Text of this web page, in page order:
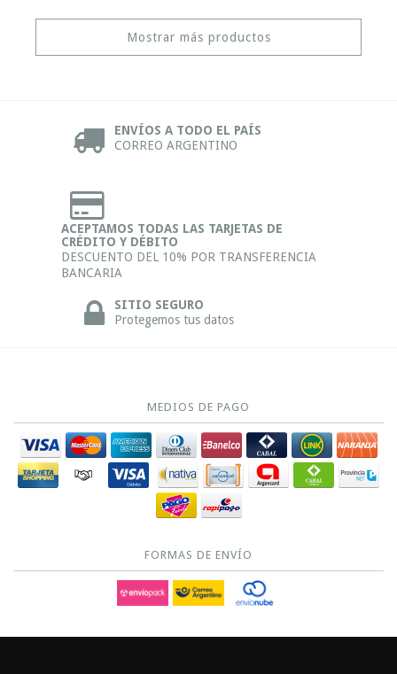
Mostrar más productos
ENVÍOS A TODO EL PAÍS
CORREO ARGENTINO
ACEPTAMOS TODAS LAS TARJETAS DE
CRÉDITO Y DÉBITO
DESCUENTO DEL 10% POR TRANSFERENCIA
BANCARIA
SITIO SEGURO
Protegemos tus datos
MEDIOS DE PAGO
FORMAS DE ENVÍO